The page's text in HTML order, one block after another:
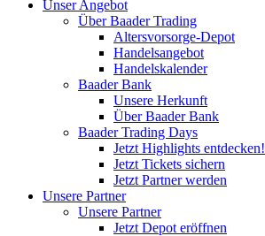
Unser Angebot
Über Baader Trading
Altersvorsorge-Depot
Handelsangebot
Handelskalender
Baader Bank
Unsere Herkunft
Über Baader Bank
Baader Trading Days
Jetzt Highlights entdecken!
Jetzt Tickets sichern
Jetzt Partner werden
Unsere Partner
Unsere Partner
Jetzt Depot eröffnen